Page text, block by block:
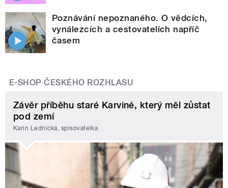
Poznávání nepoznaného. O vědcích,
vynálezcích a cestovatelích napříč
časem
E-SHOP ČESKÉHO ROZHLASU
Závěr příběhu staré Karviné, který měl zůstat
pod zemí
Karin Lednická, spisovatelka